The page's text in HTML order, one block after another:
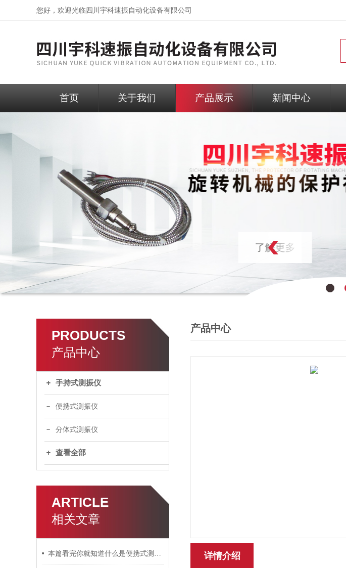
您好，欢迎光临 四川宇科速振自动化设备有限公司
首页 关于我们 产品展示 新闻中心
了解
PRODUCTS
产品中心
手持式测振仪
便携式测振仪
分体式测振仪
查看全部
ARTICLE
相关文章
本篇看完你就知道什么是便携式测振仪了
产品中心
详情介绍